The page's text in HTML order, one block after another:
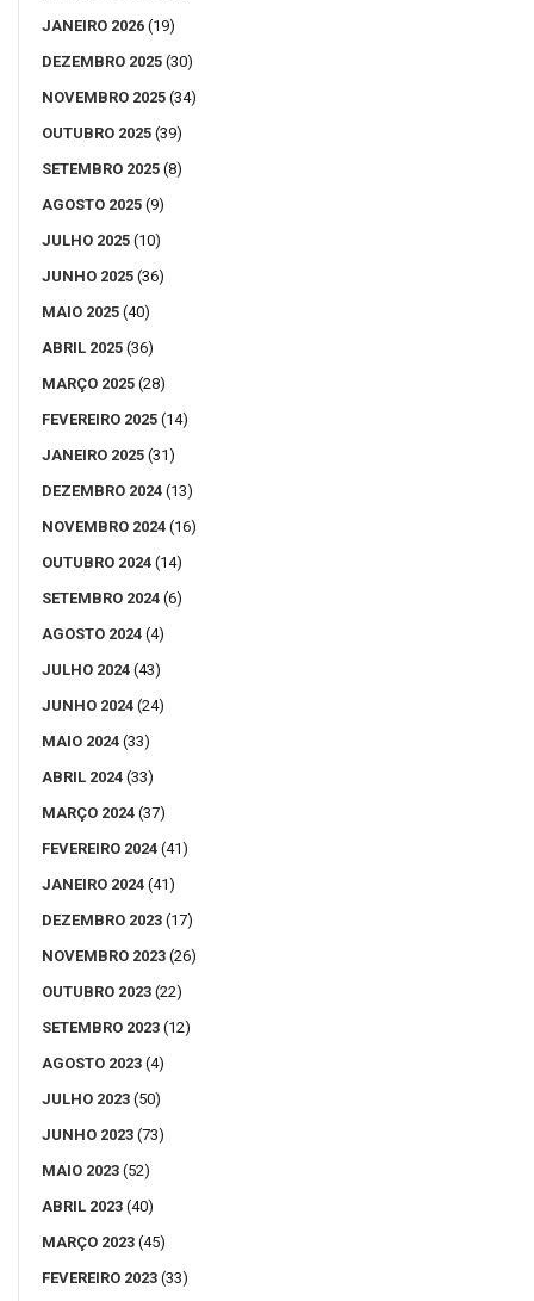
JANEIRO 2026 (19)
DEZEMBRO 2025 (30)
NOVEMBRO 2025 (34)
OUTUBRO 2025 (39)
SETEMBRO 2025 (8)
AGOSTO 2025 (9)
JULHO 2025 (10)
JUNHO 2025 (36)
MAIO 2025 (40)
ABRIL 2025 (36)
MARÇO 2025 (28)
FEVEREIRO 2025 (14)
JANEIRO 2025 (31)
DEZEMBRO 2024 (13)
NOVEMBRO 2024 (16)
OUTUBRO 2024 (14)
SETEMBRO 2024 (6)
AGOSTO 2024 (4)
JULHO 2024 (43)
JUNHO 2024 (24)
MAIO 2024 (33)
ABRIL 2024 (33)
MARÇO 2024 (37)
FEVEREIRO 2024 (41)
JANEIRO 2024 (41)
DEZEMBRO 2023 (17)
NOVEMBRO 2023 (26)
OUTUBRO 2023 (22)
SETEMBRO 2023 (12)
AGOSTO 2023 (4)
JULHO 2023 (50)
JUNHO 2023 (73)
MAIO 2023 (52)
ABRIL 2023 (40)
MARÇO 2023 (45)
FEVEREIRO 2023 (33)